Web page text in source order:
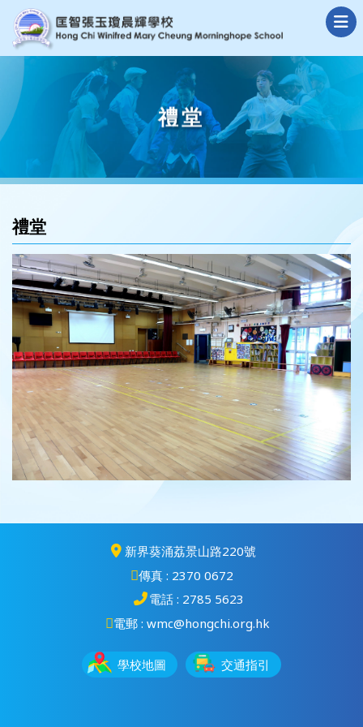
禮堂
禮堂
新界葵涌荔景山路220號
傳真 : 2370 0672
電話 : 2785 5623
電郵 : wmc@hongchi.org.hk
學校地圖 交通指引